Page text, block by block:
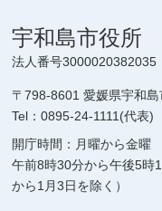
宇和島市役所
法人番号3000020382035
〒798-8601 愛媛県宇和
Tel：0895-24-1111(代表)
開庁時間：月曜から金曜
午前8時30分から午後5時
から1月3日を除く）